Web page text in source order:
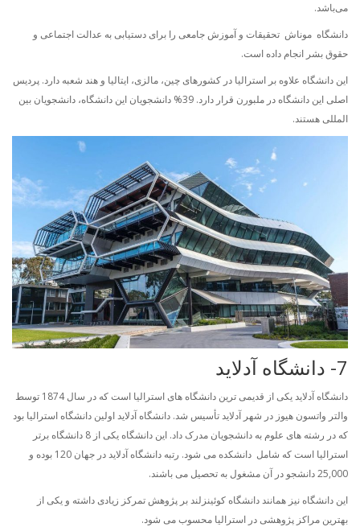
می‌باشد.
دانشگاه موناش تحقیقات و آموزش جامعی را برای دستیابی به عدالت اجتماعی و
حقوق بشر انجام داده است.
این دانشگاه علاوه بر استرالیا در کشورهای چین، مالزی، ایتالیا و هند شعبه دارد. پردیس
اصلی این دانشگاه در ملبورن قرار دارد. 39% دانشجویان این دانشگاه، دانشجویان بین
المللی هستند.
7- دانشگاه آدلاید
دانشگاه آدلاید یکی از قدیمی ترین دانشگاه های استرالیا است که در سال 1874 توسط
والتر واتسون هیوز در شهر آدلاید تأسیس شد. دانشگاه آدلاید اولین دانشگاه استرالیا بود
که در رشته های علوم به دانشجویان مدرک داد. این دانشگاه یکی از 8 دانشگاه برتر
استرالیا است که شامل دانشکده می شود. رتبه دانشگاه آدلاید در جهان 120 بوده و
25,000 دانشجو در آن مشغول به تحصیل می باشند.
این دانشگاه نیز همانند دانشگاه کوئینزلند بر پژوهش تمرکز زیادی داشته و یکی از
بهترین مراکز پژوهشی در استرالیا محسوب می شود.